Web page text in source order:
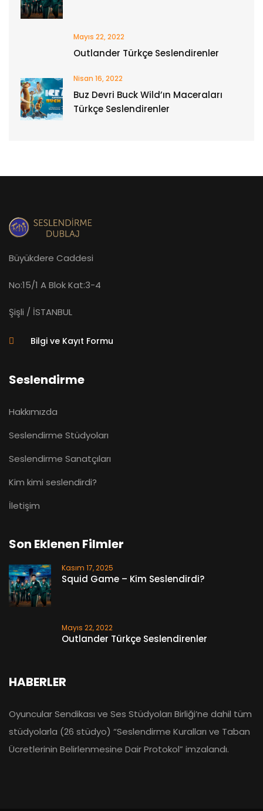
Mayıs 22, 2022
Outlander Türkçe Seslendirenler
Nisan 16, 2022
Buz Devri Buck Wild’ın Maceraları
Türkçe Seslendirenler
Büyükdere Caddesi
No:15/1 A Blok Kat:3-4
Şişli / İSTANBUL
Bilgi ve Kayıt Formu
Seslendirme
Hakkımızda
Seslendirme Stüdyoları
Seslendirme Sanatçıları
Kim kimi seslendirdi?
İletişim
Son Eklenen Filmler
Kasım 17, 2025
Squid Game – Kim Seslendirdi?
Mayıs 22, 2022
Outlander Türkçe Seslendirenler
HABERLER
Oyuncular Sendikası ve Ses Stüdyoları Birliği’ne dahil tüm
stüdyolarla (26 stüdyo) “Seslendirme Kuralları ve Taban
Ücretlerinin Belirlenmesine Dair Protokol” imzalandı.